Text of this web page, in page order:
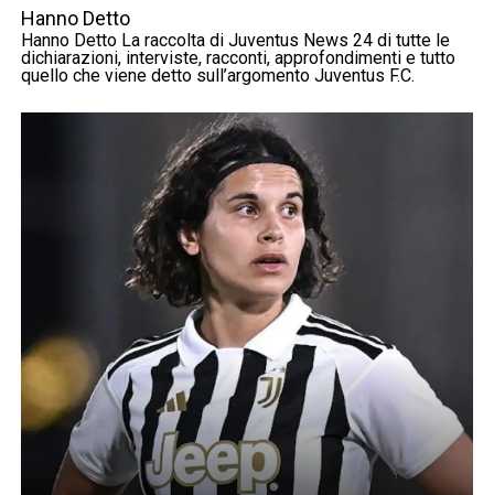
Hanno Detto
Hanno Detto La raccolta di Juventus News 24 di tutte le
dichiarazioni, interviste, racconti, approfondimenti e tutto
quello che viene detto sull’argomento Juventus F.C.